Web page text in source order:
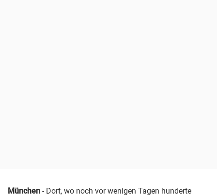
München - Dort, wo noch vor wenigen Tagen hunderte